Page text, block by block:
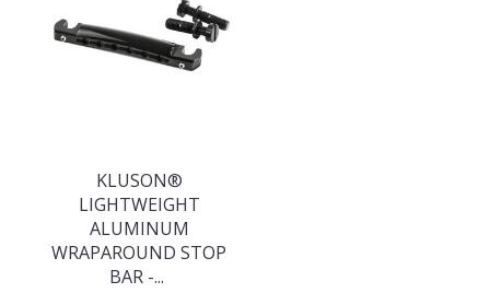
KLUSON®
LIGHTWEIGHT
ALUMINUM
WRAPAROUND STOP
BAR -...